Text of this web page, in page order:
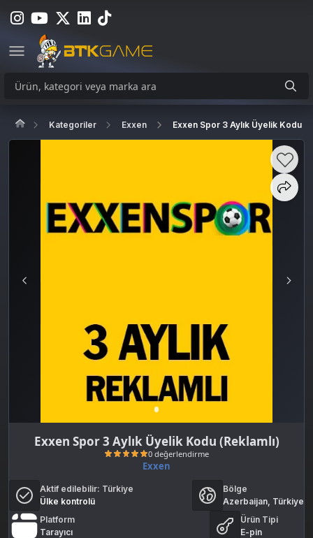
Kategoriler Exxen Exxen Spor 3 Aylık Üyelik Kodu
Exxen Spor 3 Aylık Üyelik Kodu (Reklamlı)
Exxen
Aktif edilebilir: Türkiye
Ülke kontrolü
Bölge
Azerbaijan, Türkiye
Platform
Tarayıcı
Ürün Tipi
E-pin